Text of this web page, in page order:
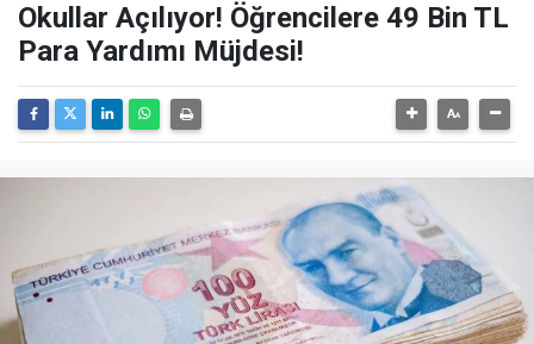
Okullar Açılıyor! Öğrencilere 49 Bin TL
Para Yardımı Müjdesi!